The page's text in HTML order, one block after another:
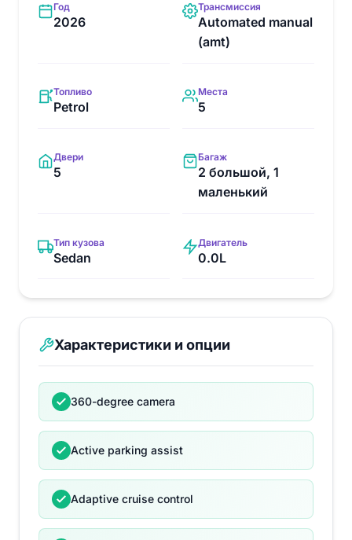
Год
2026
Трансмиссия
Automated manual
(amt)
Топливо
Petrol
Места
5
Двери
5
Багаж
2 большой, 1
маленький
Тип кузова
Sedan
Двигатель
0.0L
Характеристики и опции
360-degree camera
Active parking assist
Adaptive cruise control